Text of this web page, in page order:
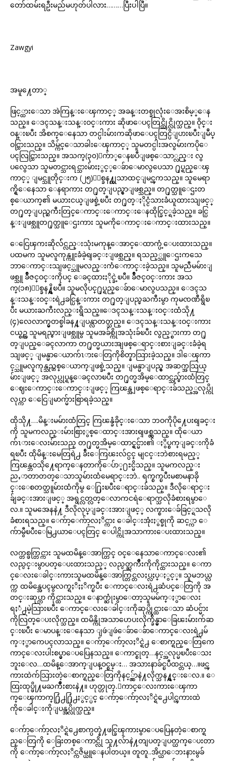
တော်ထမ်းရဦးမည်မဟုတ်ပါလား………ပြီးပါပြီ။
Zawgyi
အမူ႔ေတာ္
ဖြင့္ထားေသာ အဲကြန္းေၾကာင့္ အခန္းတစ္ခုလုံးေအးစိမ့္ေန
သည္။ ေဒၚသန္းသန္းဝင္းကား ဆိုဖာေပၚတြင္ထိုင္လိုက္သည္။ ဝိုင္း
ဝန္းၿပီး အိစက္ေနေသာ တင္ပါးမ်ားကဆိုဖာေပၚတြင္ပိျပားၿပီးျမဳပ္
ဝင္သြားသည္။ သိမ္က်င္ေသာခါးေၾကာင့္ သူမတင္ပါးအလွမ်ားကပိုေ
ပၚလြင္သြားသည္။ အသက္(၃၀)ေက်ာ္ေနၿပီျဖစ္ေသာ္လည္း လွ
ပလွေသာ သူမတင္သားရင္သားမ်ားႏွင့္ေခ်ာေမာလွပေသာ ႐ုပ္ရည္ေၾ
ကာင့္ ျမင္သူတိုင္းက (၂၅)ႏွစ္ခန႔္ဟုသာထင္ျမင္ၾကသည္။ သူမေရာ
က္ရွိေနေသာ ေနရာကား တ႐ုတ္ျပည္မွာျဖစ္သည္။ တ႐ုတ္သူေဌးတ
စ္ေယာက္၏ မယားငယ္ျဖစ္ခဲ့ၿပီး တ႐ုတ္ႏိုင္ငံသားခံယူထားသျဖင့္
တ႐ုတ္ျပည္ႀကီးတြင္ေကာင္းေကာင္းေနထိုင္ခြင့္ရခဲ့သည္။ ခင္ပြ
န္းျဖစ္သူတ႐ုတ္သူေဌးကား သူမကိုေကာင္းေကာင္းထားသည္။
ေငြေၾကးဆိုလ််င္လည္းသုံးမကုန္ေအာင္ေထာက္ပံ့ေပးထားသည္။
ပထမက သူမလူကုန္ကူးခံခဲ့ရျခင္းျဖစ္သည္။ ရသည့္သူေဌးကသေ
ဘာေကာင္းသျဖင့္သူမလည္းကံေကာင္းခဲ့သည္။ သူမညီမမ်ားျ
ဖစ္သူ ခ်ိဳဇင္ဝင္းကိုပင္ ေခၚထားႏိုင္ခဲ့ၿပီ။ ခ်ိဳဇင္ဝင္းကား အသ
က္(၁၈)ႏွစ္ခန႔္ရွိၿပီ။ သူမလိုပင္႐ုပ္ရည္ေခ်ာေမာလွပသည္။ ေဒၚသ
န္းသန္းဝင္းရဲ႕ခင္ပြန္းကား တ႐ုတ္ျပည္မႀကီးမွာ ကုမၸဏီရွိၿ
ပီး မယားႀကီးလည္းရွိသည္။ေဒၚသန္းသန္းဝင္းထံသို႔
(၄)လေလာက္မွတစ္ခါခန႔္ျပန္လာတတ္သည္။ ေဒၚသန္းသန္းဝင္းကား
ငယ္စဥ္က သူမရည္စားျဖစ္သူမွ သူမအခ်စ္ကိုအသုံးခ်ၿပီး လွည့္စားကာ တ႐ု
တ္ျပည္ေခၚလာကာ တ႐ုတ္မယားအျဖစ္ေရာင္းစားျခင္းခံခဲ့ရ
သျဖင့္ ျမန္မာေယာက်ၤားေတြကိုစိတ္နာသြားခဲ့သည္။ ဒါေၾကာ
င့္သူမလူကုန္သည္တစ္ေယာက္ျဖစ္ခဲ့သည္။ ျမန္မာျပည္မွ အဆက္အသြယ္
မ်ားျဖင့္ အလုပ္လုပ္ရန္ေခၚလာၿပီး တ႐ုတ္မအိမ္ေထာင္သည္မ်ားထံတြင္
ေဈးေကာင္းေကာင္းျဖင့္ ကြၽန္အျဖစ္ေရာင္းခ်သည့္အလုပ္ကို
လုပ္ကာ ေငြေျမာက္မ်ားစြာရခဲ့သည္။
ထိုသို႔….မိန္းမမ်ားထံတြင္ ကြၽန္ခံခိုင္းေသာ ဘဝကိုပို႔ေပးရျခင္း
ကို သူမကလည္းမ်ားစြာႏွစ္ေထာင္းအားရျဖစ္လွသည္။ ထိုေယာ
က်ၤားေလးမ်ားသည္ တ႐ုတ္မအိမ္ေထာင္ရွင္မ်ား၏ ႏွိပ္စက္ျခင္းကိုခံ
ရၿပီး ထိုမိန္းမေတြရဲ႕ ခ်ီးေကြၽးလ်င္ပင္ မျငင္းဘဲစားရမည့္
ကြၽန္ဘဝသို႔ေရာက္ေနတာကိုေပ်ာ္႐ႊင္မိသည္။ သူမကလည္း
ညႇာတာတတ္ေသာသူမ်ားထံမေရာင္းဘဲ.. ရက္စက္ၿပီးမစာမနာခို
င္းေစတတ္သူမ်ားထံကိုမွ ေ႐ြးၿပီးေရာင္းခ်သည္။ ဒီလိုေရာင္း
ခ်ျခင္းအားျဖင့္ အရွင္လတ္လတ္ေလာကငရဲေရာက္သလိုခံစားရမွာေ
လ.။ သူမအေနနဲ႔ ဒီလိုလုပ္ျခင္းအားျဖင့္ လက္စားေခ်ခြင့္ရသလို
ခံစားရသည္။ ေက်ာ့ေက်ာ့လႈိင္ကား ေခါင္းအုံးႏွစ္ခုကို ဆင့္ကာ ေ
က်ာမွီၿပီးေမြ႕ယာေပၚတြင္ ေပါင္ကိုအသာကားေပးထားသည္။
လက္တစ္ဖက္တြင္ကား သူမထမိန္ေအာက္တြင္ ဝင္ေနေသာေကာင္ေလး၏
လည္ပင္းမွာပတ္ေပးထားသည့္ လည္ပတ္ႀကိဳးကိုကိုင္ထားသည္။ ေကာ
င္ေလးေခါင္းကားသူမထမိန္ေအာက္တြင္တလႈပ္လႈပ္ႏွင့္။ သူမဘယ္လ
က္က ထမိန္အေပၚမွလက္ရႈိႏႈိက္ၿပီး ေကာင္ေလးရဲ႕ဆံပင္ေတြကို အ
တင္းဆုပ္ကာ ကိုင္ထားသည္။ ေနာက္ဆုံးမွာေတာ့သူမမ်က္ႏွာေလး
ရႈံ႕မဲ့သြားၿပီး ေကာင္ေလးေခါင္းကိုဆုပ္ကိုင္ထားေသာ ဆံပင္မ်ား
ကိုလြတ္ေပးလိုက္သည္။ ထမိန္ကိုအသာဟေပးလိုက္ခ်ိန္မွာေခြၽးမ်ားက်ဆ
င္းၿပီး ေမာပန္းေနေသာ ျဖဴျဖဴေခ်ာေခ်ာေကာင္ေလးရဲ႕မ်
က္ႏွာကေပၚလာသည္။ ေက်ာ့ေက်ာ့လႈိင္ရဲ႕ ေစာက္ရည္ေတြကေ
ကာင္ေလးပါးစပ္မွာေပပြေနသည္။ ေကာင္စုတ္…နင့္အလုပ္မၿပီးေသး
ဘူးေလ…ထမိန္ေအာက္ျပန္ဝင္စမ္း… အသားနာခ်င္ၿပီထင္တယ္…။ဖင္ၾ
ကားထဲက်သြားတဲ့ေစာက္ရည္ေတြကိုနင့္လွ်ာနဲ႔လိုက္သန႔္ရွင္းေလ.။ ေ
ထြးထုပ္ဖို႔မႀကိဳးစားနဲ႔။ ဟုတ္ဟုတ္.ေကာင္ေလးကားေၾကာ
က္ေၾကာက္႐ြံ႕႐ြံ႕ႏွင့္ပင္ ေက်ာ့ေက်ာ့လႈိင္ရဲ႕ေပါင္ၾကားထဲ
ကိုေခါင္းကိုျပန္အပ္လိုက္သည္။
ေက်ာ့ေက်ာ့လႈိင္ရဲ႕ေစာက္ပတ္နဲ႔ဖင္ခြၾကားမွာေပပြေနတဲ့ေစာက္ရ
ည္ေတြကို ေခြးတစ္ေကာင္လို သူ႔လ်ာနဲ႔တျပတ္ျပတ္ယက္ေပးတာ
ကို ေက်ာ့ေက်ာ့လႈိင္ကဇိမ္ယူေနပါတယ္။ တူတူ..အိပ္ယာေဘးနားမွခ်